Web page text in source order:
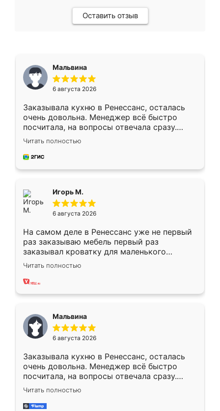
Оставить отзыв
Мальвина
6 августа 2026
Заказывала кухню в Ренессанс, осталась
очень довольна. Менеджер всё быстро
посчитала, на вопросы отвечала сразу.
Замерщик приехал в субботу, подошёл к
делу со всей ответственностью. Собрали
за день, ребята работали аккуратно, даже
Читать полностью
Игорь М.
6 августа 2026
На самом деле в Ренессанс уже не первый
раз заказываю мебель первый раз
заказывал кроватку для маленького
ребёнка при его рождении ,во второй раз
заказал шкаф-купе. По качеству очень
хорошее сборка достаточно быстрая,
меньше, здесь же он более разнообразный.
Мне нравится ,если что-то потребуется из
мебели буду заказывать только здесь.
Читать полностью
Мальвина
6 августа 2026
Заказывала кухню в Ренессанс, осталась
очень довольна. Менеджер всё быстро
посчитала, на вопросы отвечала сразу.
Замерщик приехал в субботу, подошёл к
делу со всей ответственностью. Собрали
за день, ребята работали аккуратно, даже
Читать полностью